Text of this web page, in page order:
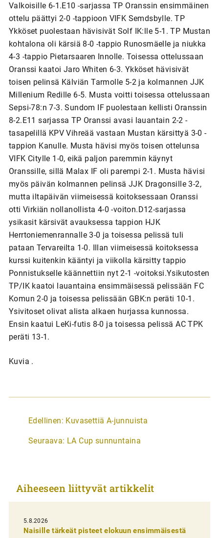
Valkoisille 6-1.E10 -sarjassa TP Oranssin ensimmäinen
ottelu päättyi 2-0 -tappioon VIFK Semdsbylle. TP
Ykköset puolestaan hävisivät Solf IK:lle 5-1. TP Mustan
kohtalona oli kärsiä 8-0 -tappio Runosmäelle ja niukka
4-3 -tappio Pietarsaaren Innolle. Toisessa ottelussaan
Oranssi kaatoi Jaro Whiten 6-3. Ykköset hävisivät
toisen pelinsä Kälviän Tarmolle 5-2 ja kolmannen JJK
Millenium Redille 6-5. Musta voitti toisessa ottelussaan
Sepsi-78:n 7-3. Sundom IF puolestaan kellisti Oranssin
8-2.E11 sarjassa TP Oranssi avasi lauantain 2-2 -
tasapelillä KPV Vihreää vastaan Mustan kärsittyä 3-0 -
tappion Kanulle. Musta hävisi myös toisen ottelunsa
VIFK Citylle 1-0, eikä paljon paremmin käynyt
Oranssille, sillä Malax IF oli parempi 2-1. Musta hävisi
myös päivän kolmannen pelinsä JJK Dragonsille 3-2,
mutta iltapäivän viimeisessä koitoksessaan Oranssi
otti Virkiän nollanollista 4-0 -voiton.D12-sarjassa
ysikasit kärsivät avauksessa tappion HJK
Herrtoniemenrannalle 3-0 ja toisessa pelissä tuli
pataan Tervareilta 1-0. Illan viimeisessä koitoksessa
kurssi kuitenkin kääntyi ja viikolla kärsitty tappio
Ponnistukselle käännettiin nyt 2-1 -voitoksi.Ysikutosten
TP/IK kaatoi lauantaina ensimmäisessä pelissään FC
Komun 2-0 ja toisessa pelissään GBK:n peräti 10-1.
Ysivitoset olivat alista alkaen hurjassa kunnossa.
Ensin kaatui LeKi-futis 8-0 ja toisessa pelissä AC TPK
peräti 13-1.
Kuvia .
A
t
k
e
l
Edellinen: Kuvasettiä A-junnuista
Seuraava: LA Cup sunnuntaina
Aiheeseen liittyvät artikkelit
5.8.2026
Naisille tärkeät pisteet elokuun ensimmäisestä